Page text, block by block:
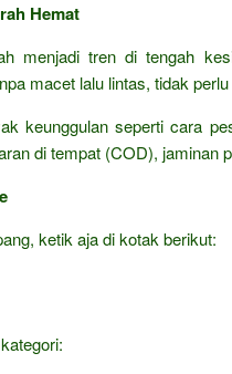
Hemat
menjadi tren di tengah
macet lalu lintas, tidak
keunggulan seperti cara
di tempat (COD), jaminan
ketik aja di kotak berikut: